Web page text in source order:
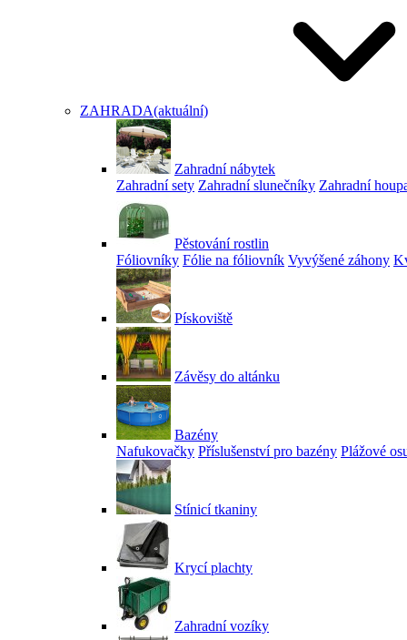
ZAHRADA(aktuální)
Zahradní nábytek
Zahradní sety Zahradní slunečníky Zahradní
Pěstování rostlin
Fóliovníky Fólie na fóliovník Vyvýšené záhony
Pískoviště
Závěsy do altánku
Bazény
Nafukovačky Příslušenství pro bazény Plážové
Stínicí tkaniny
Krycí plachty
Zahradní vozíky